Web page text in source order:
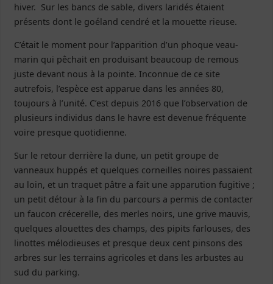
hiver. Sur les bancs de sable, divers laridés étaient
présents dont le goéland cendré et la mouette rieuse.
C’était le moment pour l’apparition d’un phoque veau-
marin qui pêchait en produisant beaucoup de remous
juste devant nous à la pointe. Inconnue de ce site
autrefois, l’espèce est apparue dans les années 80,
toujours à l’unité. C’est depuis 2016 que l’observation de
plusieurs individus dans le havre est devenue fréquente
voire presque quotidienne.
Sur le retour derrière la dune, un petit groupe de
vanneaux huppés et quelques corneilles noires passaient
au loin, et un traquet pâtre a fait une apparution fugitive ;
un petit détour à la fin du parcours a permis de contacter
un faucon crécerelle, des merles noirs, une grive mauvis,
quelques alouettes des champs, des pipits farlouses, des
linottes mélodieuses et presque deux cent pinsons des
arbres sur les terrains agricoles et dans les arbustes au
sud du parking.